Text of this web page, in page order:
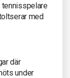
tennisspelare
med
där
under